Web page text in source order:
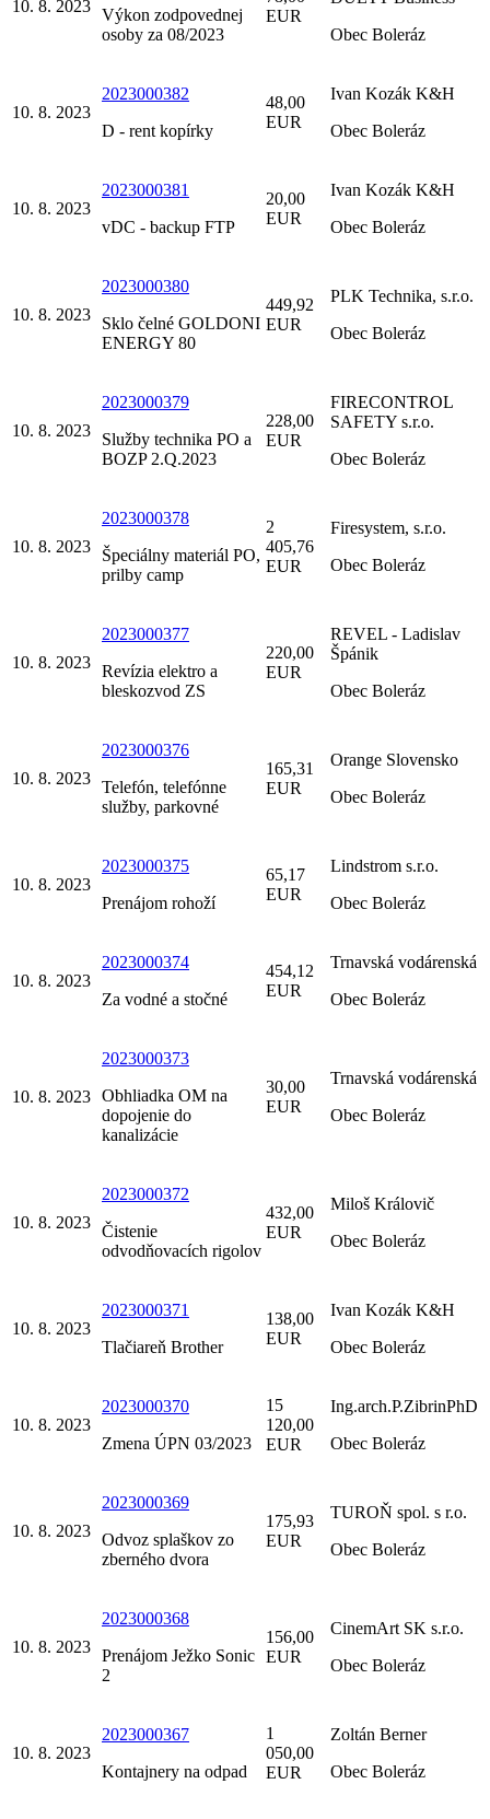
10. 8. 2023 Výkon zodpovednej
osoby za 08/2023
EUR
Obec Boleráz
10. 8. 2023
2023000382
D - rent kopírky
48,00
EUR
Ivan Kozák K&H
Obec Boleráz
10. 8. 2023
2023000381
vDC - backup FTP
20,00
EUR
Ivan Kozák K&H
Obec Boleráz
10. 8. 2023
2023000380
Sklo čelné GOLDONI
ENERGY 80
449,92
EUR
PLK Technika, s.r.o.
Obec Boleráz
10. 8. 2023
2023000379
Služby technika PO a
BOZP 2.Q.2023
228,00
EUR
FIRECONTROL
SAFETY s.r.o.
Obec Boleráz
10. 8. 2023
2023000378
Špeciálny materiál PO,
prilby camp
2
405,76
EUR
Firesystem, s.r.o.
Obec Boleráz
10. 8. 2023
2023000377
Revízia elektro a
bleskozvod ZS
220,00
EUR
REVEL - Ladislav
Špánik
Obec Boleráz
10. 8. 2023
2023000376
Telefón, telefónne
služby, parkovné
165,31
EUR
Orange Slovensko
Obec Boleráz
10. 8. 2023
2023000375
Prenájom rohoží
65,17
EUR
Lindstrom s.r.o.
Obec Boleráz
10. 8. 2023
2023000374
Za vodné a stočné
454,12
EUR
Trnavská vodárenská
Obec Boleráz
10. 8. 2023
2023000373
Obhliadka OM na
dopojenie do
kanalizácie
30,00
EUR
Trnavská vodárenská
Obec Boleráz
10. 8. 2023
2023000372
Čistenie
odvodňovacích rigolov
432,00
EUR
Miloš Královič
Obec Boleráz
10. 8. 2023
2023000371
Tlačiareň Brother
138,00
EUR
Ivan Kozák K&H
Obec Boleráz
10. 8. 2023
2023000370
Zmena ÚPN 03/2023
15
120,00
EUR
Ing.arch.P.ZibrinPhD
Obec Boleráz
10. 8. 2023
2023000369
Odvoz splaškov zo
zberného dvora
175,93
EUR
TUROŇ spol. s r.o.
Obec Boleráz
10. 8. 2023
2023000368
Prenájom Ježko Sonic
2
156,00
EUR
CinemArt SK s.r.o.
Obec Boleráz
10. 8. 2023
2023000367
Kontajnery na odpad
1
050,00
EUR
Zoltán Berner
Obec Boleráz